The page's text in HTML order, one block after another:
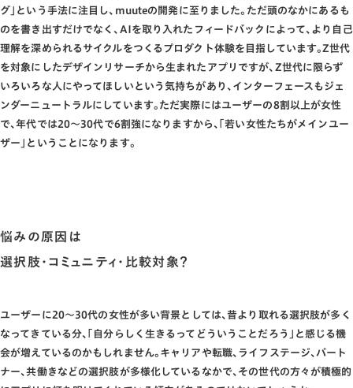
グ｣という手法に注目し､muuteの開発に至りました｡ただ頭のなかにあるも
のを書き出すだけでなく､AIを取り入れたフィードバックによって､より自己
理解を深められるサイクルをつくるプロダクト体験を目指しています｡Z世代
を対象にしたデザインリサーチから生まれたアプリですが､Z世代に限らず
いろいろな人にやってほしいという気持ちがあり､インターフェースもジェ
ンダーニュートラルにしています｡ただ実際にはユーザーの8割以上が女性
で､年代では20～30代で6割強になりますから､｢若い女性たちがメインユー
ザー｣ということになります｡
悩みの原因は
選択肢･コミュニティ･比較対象？
ユーザーに20～30代の女性が多い背景としては､昔より取れる選択肢が多く
なってきている分､｢自分らしく生きるってどういうことだろう｣と感じる機
会が増えているのかもしれません｡キャリアや転職､ライフステージ､パート
ナー､共働きなどの選択肢が多様化しているなかで､その世代の方々が積極的